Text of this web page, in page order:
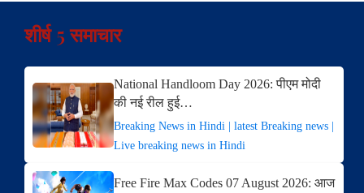
शीर्ष 5 समाचार
National Handloom Day 2026: पीएम मोदी
की नई रील हुई…
Breaking News in Hindi | latest Breaking news |
Live breaking news in Hindi
Free Fire Max Codes 07 August 2026: आज